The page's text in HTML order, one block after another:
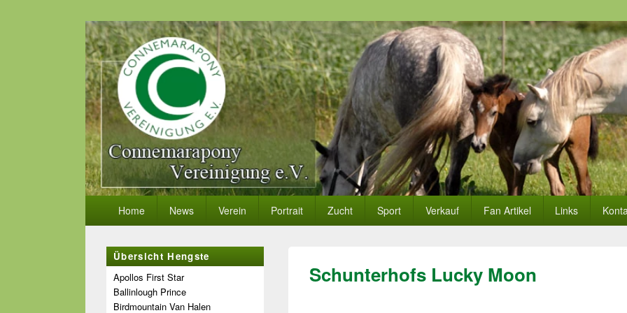
Home News Verein Portrait Zucht Sport Verkauf Fan Artikel Links
Schunterhofs Lucky Moon
Primärer
Seitenleisten-
Widgetbereich
Übersicht Hengste
Apollos First Star
Ballinlough Prince
Birdmountain Van Halen